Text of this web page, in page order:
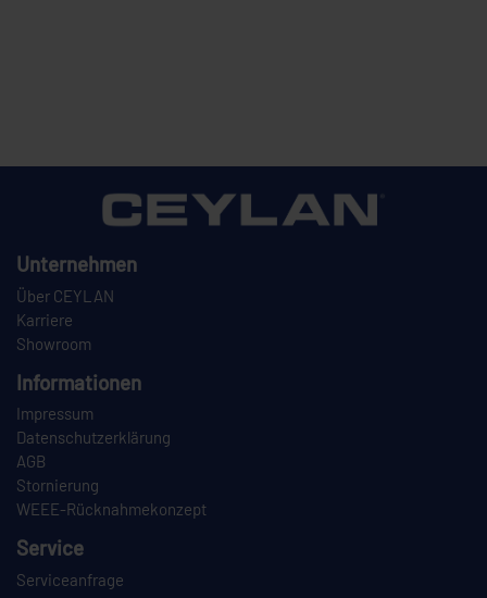
Unternehmen
Über CEYLAN
Karriere
Showroom
Informationen
Impressum
Datenschutzerklärung
AGB
Stornierung
WEEE-Rücknahmekonzept
Service
Serviceanfrage